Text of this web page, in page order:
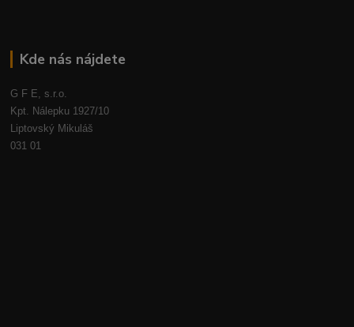
Kde nás nájdete
G F E, s.r.o.
Kpt. Nálepku 1927/10
Liptovský Mikuláš
031 01